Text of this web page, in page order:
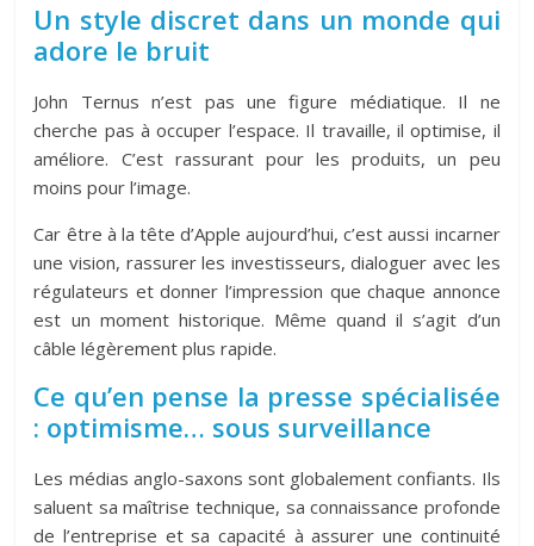
Un style discret dans un monde qui
adore le bruit
John Ternus n’est pas une figure médiatique. Il ne
cherche pas à occuper l’espace. Il travaille, il optimise, il
améliore. C’est rassurant pour les produits, un peu
moins pour l’image.
Car être à la tête d’Apple aujourd’hui, c’est aussi incarner
une vision, rassurer les investisseurs, dialoguer avec les
régulateurs et donner l’impression que chaque annonce
est un moment historique. Même quand il s’agit d’un
câble légèrement plus rapide.
Ce qu’en pense la presse spécialisée
: optimisme… sous surveillance
Les médias anglo-saxons sont globalement confiants. Ils
saluent sa maîtrise technique, sa connaissance profonde
de l’entreprise et sa capacité à assurer une continuité